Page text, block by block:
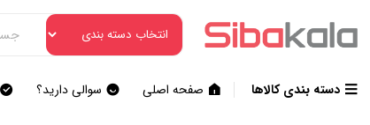
دسته بندی کالاها صفحه اصلی سوالی دارید؟